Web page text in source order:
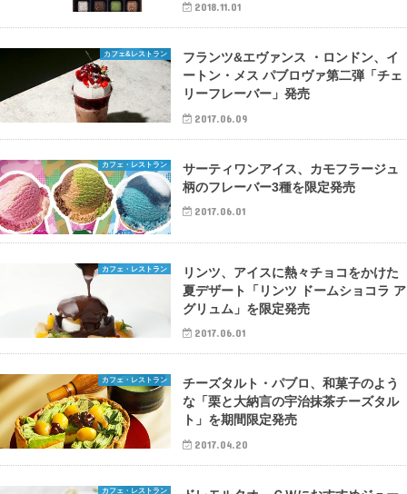
2018.11.01
カフェ&レストラン
フランツ&エヴァンス ・ロンドン、イ
ートン・メス パブロヴァ第二弾「チェ
リーフレーバー」発売
2017.06.09
カフェ・レストラン
サーティワンアイス、カモフラージュ
柄のフレーバー3種を限定発売
2017.06.01
カフェ・レストラン
リンツ、アイスに熱々チョコをかけた
夏デザート「リンツ ドームショコラ ア
グリュム」を限定発売
2017.06.01
カフェ・レストラン
チーズタルト・パブロ、和菓子のよう
な「栗と大納言の宇治抹茶チーズタル
ト」を期間限定発売
2017.04.20
カフェ・レストラン